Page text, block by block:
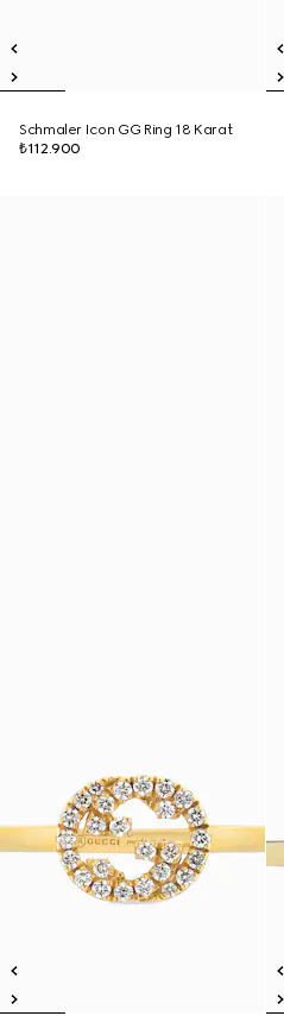
Schmaler Icon GG Ring 18 Karat
₺112.900